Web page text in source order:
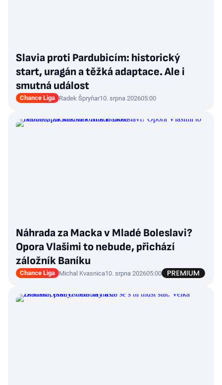
Slavia proti Pardubicím: historický
start, uragán a těžká adaptace. Ale i
smutná událost
Chance Liga Radek Špryňar10. srpna 202605:00
Náhrada za Macka v Mladé Boleslavi?
Opora Vlašimi to nebude, přichází
záložník Baníku
Chance Liga Michal Kvasnica10. srpna 202605:00